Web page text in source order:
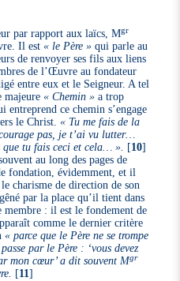
par rapport aux laïcs, Mgr
Il est« le Père » qui parle au
de renvoyer ses fils aux liens
de l’Œuvre au fondateur
entre eux et le Seigneur. A tel
majeure« Chemin » a trop
entreprend ce chemin s’engage
le Christ.« Tu me fais de la
pas, je t’ai vu lutter…
tu fais ceci et cela… ». [10]
au long des pages de
fondation, évidemment, et il
charisme de direction de son
par la place qu’il tient dans
membre : il est le fondement de
comme le dernier critère
« parce que le Père ne se trompe
par le Père : ‘vous devez
mon cœur’ a dit souvent Mgr
[11]